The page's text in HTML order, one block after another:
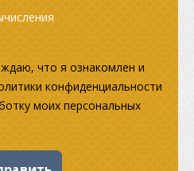
что я ознакомлен и
конфиденциальности
моих персональных